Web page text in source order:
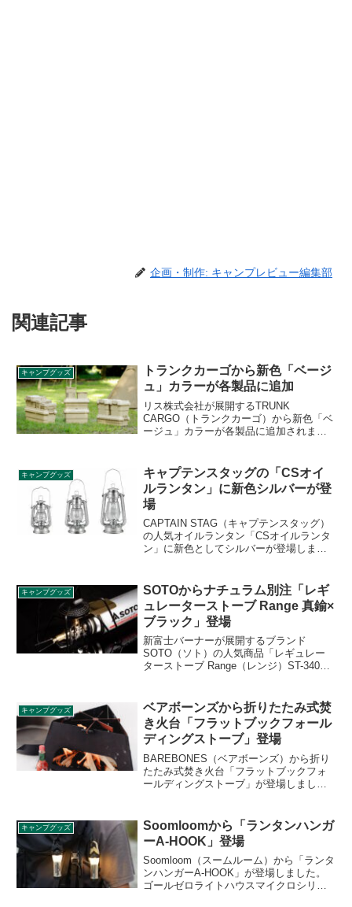
企画・制作: キャンプレビュー編集部
関連記事
キャンプグッズ
トランクカーゴから新色「ベージ
ュ」カラーが各製品に追加
リス株式会社が展開するTRUNK
CARGO（トランクカーゴ）から新色「ベ
ージュ」カラーが各製品に追加されまし
追加されたカラーで、馴染みやすい色合
いはアウトドアだけでなく室内収納にも
最適です。詳細をレビューします。
キャンプグッズ
キャプテンスタッグの「CSオイ
ルランタン」に新色シルバーが登
場
CAPTAIN STAG（キャプテンスタッグ）
の人気オイルランタン「CSオイルランタ
ン」に新色としてシルバーが登場しまし
れます。詳細をレビューします。
キャンプグッズ
SOTOからナチュラム別注「レギ
ュレーターストーブ Range 真鍮×
ブラック」登場
新富士バーナーが展開するブランド
SOTO（ソト）の人気商品「レギュレー
ターストーブ Range（レンジ）ST-340」
洗練された厳粛さをイメージされる「ブ
ラック」に、輝きと高価な印象を与える
真鍮「ゴールド」、二色の相乗効果でプ
レミアム感が更に増します。詳細をレビ
ューします。
キャンプグッズ
ベアボーンズから折りたたみ式焚
き火台「フラットブックフォール
ディングストーブ」登場
BAREBONES（ベアボーンズ）から折り
たたみ式焚き火台「フラットブックフォ
ールディングストーブ」が登場しまし
が可能なストーブです。詳細をレビュー
します。
キャンプグッズ
Soomloomから「ランタンハンガ
ーA-HOOK」登場
Soomloom（スームルーム）から「ランタ
ンハンガーA-HOOK」が登場しました。
ゴールゼロライトハウスマイクロシリー